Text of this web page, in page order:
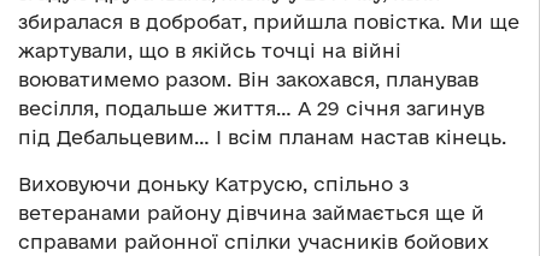
збиралася в добробат, прийшла повістка. Ми ще
жартували, що в якійсь точці на війні
воюватимемо разом. Він закохався, планував
весілля, подальше життя… А 29 січня загинув
під Дебальцевим… І всім планам настав кінець.
Виховуючи доньку Катрусю, спільно з
ветеранами району дівчина займається ще й
справами районної спілки учасників бойових